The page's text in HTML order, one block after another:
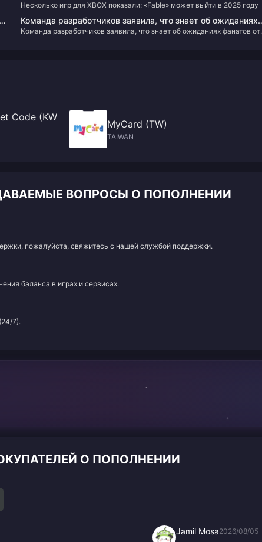
2025 году
Несколько игр для XBOX показали: «Fable» может выйти в 2025 году
Команда разработчиков заявила, что знает об ожиданиях
фанатов от ремейка «Звездный океан 3», но новых планов
Команда разработчиков заявила, что знает об ожиданиях фанатов от
Code (KW
MyCard (TW)
TAIWAN
ВОПРОСЫ О ПОПОЛНЕНИИ
пожалуйста, свяжитесь с нашей службой поддержки.
баланса в играх и сервисах.
7).
О ПОПОЛНЕНИИ
Jamil Mosa2026/08/05